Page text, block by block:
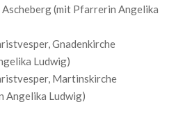
(mit Pfarrerin Angelika
Gnadenkirche
Ludwig)
Martinskirche
Ludwig)